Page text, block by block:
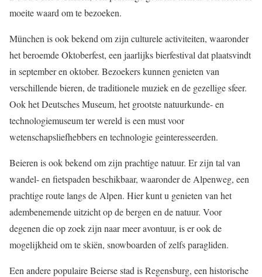
moeite waard om te bezoeken.
München is ook bekend om zijn culturele activiteiten, waaronder
het beroemde Oktoberfest, een jaarlijks bierfestival dat plaatsvindt
in september en oktober. Bezoekers kunnen genieten van
verschillende bieren, de traditionele muziek en de gezellige sfeer.
Ook het Deutsches Museum, het grootste natuurkunde- en
technologiemuseum ter wereld is een must voor
wetenschapsliefhebbers en technologie geinteresseerden.
Beieren is ook bekend om zijn prachtige natuur. Er zijn tal van
wandel- en fietspaden beschikbaar, waaronder de Alpenweg, een
prachtige route langs de Alpen. Hier kunt u genieten van het
adembenemende uitzicht op de bergen en de natuur. Voor
degenen die op zoek zijn naar meer avontuur, is er ook de
mogelijkheid om te skiën, snowboarden of zelfs paragliden.
Een andere populaire Beierse stad is Regensburg, een historische